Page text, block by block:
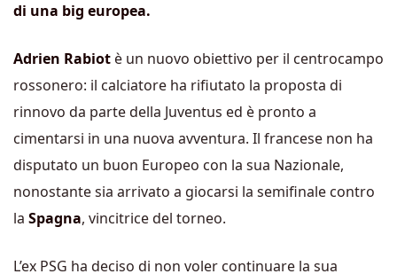
di una big europea.
Adrien Rabiot è un nuovo obiettivo per il centrocampo
rossonero: il calciatore ha rifiutato la proposta di
rinnovo da parte della Juventus ed è pronto a
cimentarsi in una nuova avventura. Il francese non ha
disputato un buon Europeo con la sua Nazionale,
nonostante sia arrivato a giocarsi la semifinale contro
la Spagna, vincitrice del torneo.
L’ex PSG ha deciso di non voler continuare la sua